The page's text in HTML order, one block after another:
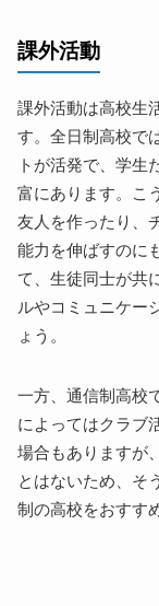
課外活動
課外活動は高校生
す。全日制高校で
トが活発で、学生
富にあります。こ
友人を作ったり、
能力を伸ばすのに
て、生徒同士が共
ルやコミュニケー
ょう。
一方、通信制高校
によってはクラブ
場合もありますが
とはないため、そ
制の高校をおすす